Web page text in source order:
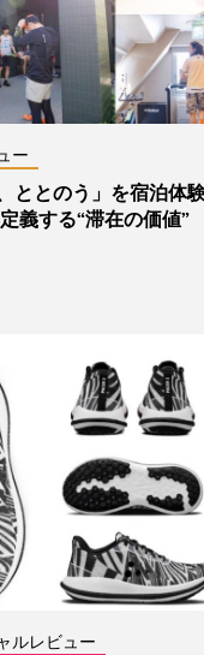
ー
ととのう」を宿泊体
義する“滞在の価値”
ルレビュー